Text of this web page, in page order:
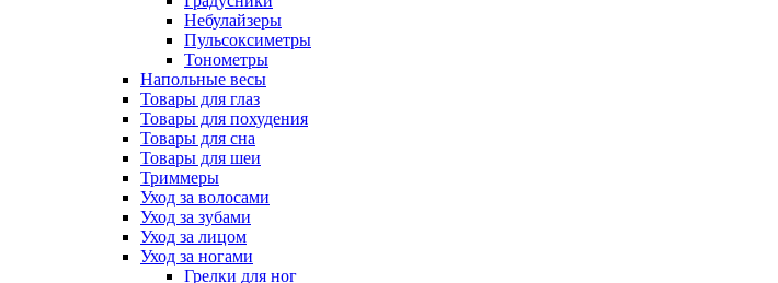
Небулайзеры
Пульсоксиметры
Тонометры
Напольные весы
Товары для глаз
Товары для похудения
Товары для сна
Товары для шеи
Триммеры
Уход за волосами
Уход за зубами
Уход за лицом
Уход за ногами
Грелки для ног